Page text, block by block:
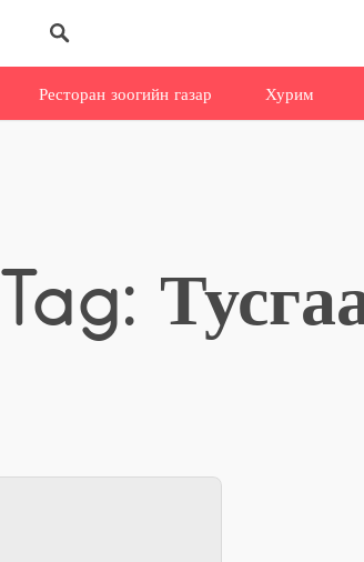
Ресторан зоогийн газар Хурим
Tag: